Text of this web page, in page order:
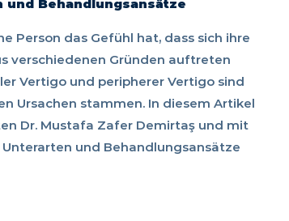
Behandlungsansätze
Person das Gefühl hat, dass sich ihre
verschiedenen Gründen auftreten
Vertigo und peripherer Vertigo sind
Ursachen stammen. In diesem Artikel
Dr. Mustafa Zafer Demirtaş und mit
und Behandlungsansätze